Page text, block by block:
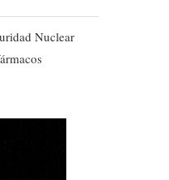
Nuclear